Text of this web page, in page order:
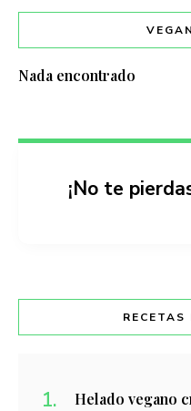
Nada encontrado
¡No te
Helado vegano